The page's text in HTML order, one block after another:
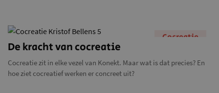
Cocreatie
De kracht van cocreatie
Cocreatie zit in elke vezel van Konekt. Maar wat is dat precies? En
hoe ziet cocreatief werken er concreet uit?